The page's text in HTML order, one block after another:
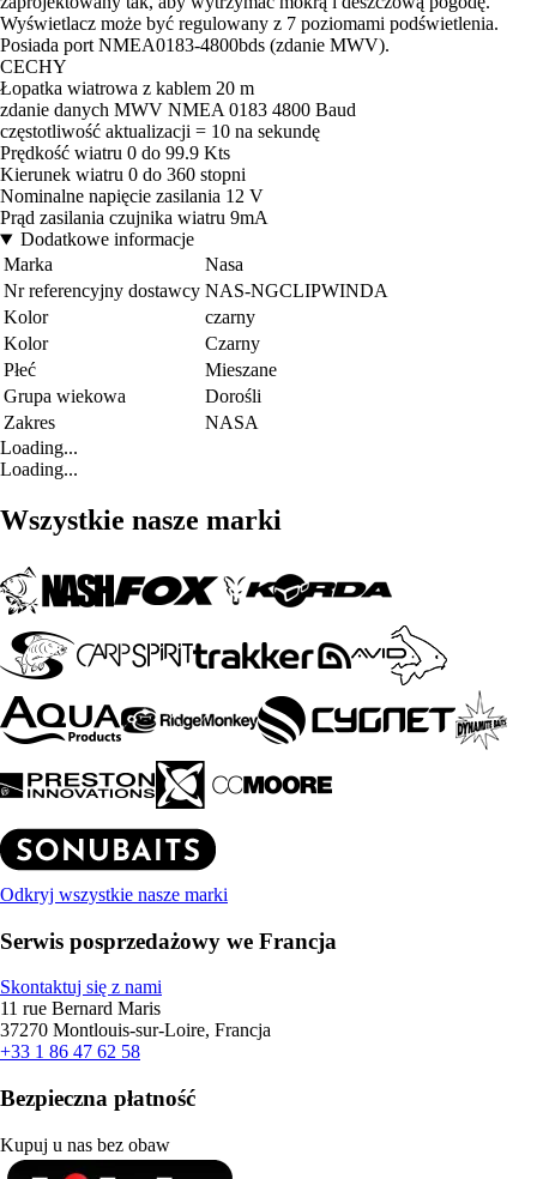
Wyświetlacz może być regulowany z 7 poziomami podświetlenia.
Posiada port NMEA0183-4800bds (zdanie MWV).
CECHY
Łopatka wiatrowa z kablem 20 m
zdanie danych MWV NMEA 0183 4800 Baud
częstotliwość aktualizacji = 10 na sekundę
Prędkość wiatru 0 do 99.9 Kts
Kierunek wiatru 0 do 360 stopni
Nominalne napięcie zasilania 12 V
Prąd zasilania czujnika wiatru 9mA
Dodatkowe informacje
Marka
Nasa
Nr referencyjny dostawcy NAS-NGCLIPWINDA
Kolor
czarny
Kolor
Czarny
Płeć
Mieszane
Grupa wiekowa
Dorośli
Zakres
NASA
Loading...
Loading...
Wszystkie nasze marki
Odkryj wszystkie nasze marki
Serwis posprzedażowy we Francja
Skontaktuj się z nami
11 rue Bernard Maris
37270 Montlouis-sur-Loire, Francja
+33 1 86 47 62 58
Bezpieczna płatność
Kupuj u nas bez obaw